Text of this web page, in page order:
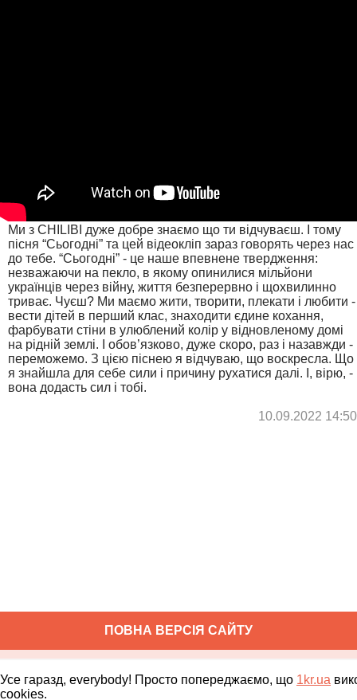
Ми з CHILIBI дуже добре знаємо що ти відчуваєш. І тому
пісня “Сьогодні” та цей відеокліп зараз говорять через нас
до тебе. “Сьогодні” - це наше впевнене твердження:
незважаючи на пекло, в якому опинилися мільйони
українців через війну, життя безперервно і щохвилинно
триває. Чуєш? Ми маємо жити, творити, плекати і любити -
вести дітей в перший клас, знаходити єдине кохання,
фарбувати стіни в улюблений колір у відновленому домі
на рідній землі. І обов’язково, дуже скоро, раз і назавжди -
переможемо. З цією піснею я відчуваю, що воскресла. Що
я знайшла для себе сили і причину рухатися далі. І, вірю, -
вона додасть сил і тобі.
10.09.2022 14:50
ПОВНА ВЕРСІЯ САЙТУ
Всі права захищені
Усе гаразд, everybody! Просто попереджаємо, що 1kr.ua
cookies.